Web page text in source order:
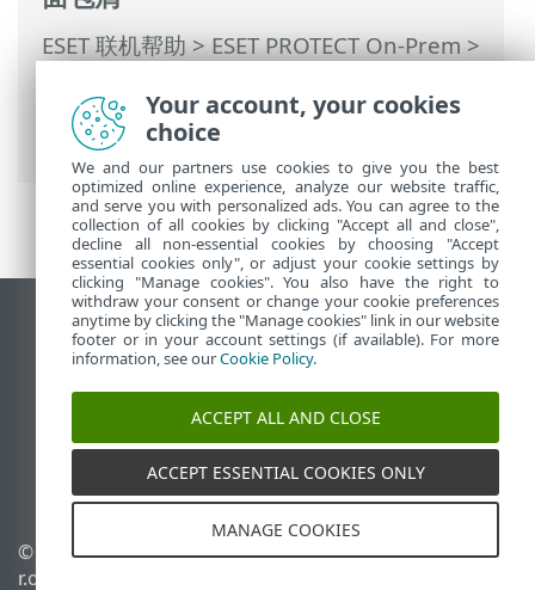
ESET 联机帮助>ESET PROTECT On-Prem>
PROTECT On-Prem 主菜单 >计算机>组>
将策略分配到组
查看桌面站点
End of Life
ESET 知识库
ESET Status Portal
区域支持
© 1992 - 2026 ESET, spol. s
r.o. - 保留所有权利。
管理 Cookie
Your account, your cookies
choice
We and our partners use cookies to give you the best
optimized online experience, analyze our website traffic,
and serve you with personalized ads. You can agree to the
collection of all cookies by clicking "Accept all and close",
decline all non-essential cookies by choosing "Accept
essential cookies only", or adjust your cookie settings by
clicking "Manage cookies". You also have the right to
withdraw your consent or change your cookie preferences
anytime by clicking the "Manage cookies" link in our website
footer or in your account settings (if available). For more
information, see ourCookie Policy.
ACCEPT ALL AND CLOSE
ACCEPT ESSENTIAL COOKIES ONLY
MANAGE COOKIES